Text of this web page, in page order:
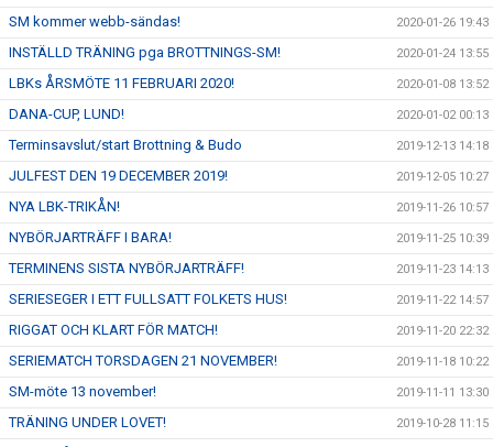
SM kommer webb-sändas! 2020-01-26 19:43
INSTÄLLD TRÄNING pga BROTTNINGS-SM! 2020-01-24 13:55
LBKs ÅRSMÖTE 11 FEBRUARI 2020! 2020-01-08 13:52
DANA-CUP, LUND! 2020-01-02 00:13
Terminsavslut/start Brottning & Budo 2019-12-13 14:18
JULFEST DEN 19 DECEMBER 2019! 2019-12-05 10:27
NYA LBK-TRIKÅN! 2019-11-26 10:57
NYBÖRJARTRÄFF I BARA! 2019-11-25 10:39
TERMINENS SISTA NYBÖRJARTRÄFF! 2019-11-23 14:13
SERIESEGER I ETT FULLSATT FOLKETS HUS! 2019-11-22 14:57
RIGGAT OCH KLART FÖR MATCH! 2019-11-20 22:32
SERIEMATCH TORSDAGEN 21 NOVEMBER! 2019-11-18 10:22
SM-möte 13 november! 2019-11-11 13:30
TRÄNING UNDER LOVET! 2019-10-28 11:15